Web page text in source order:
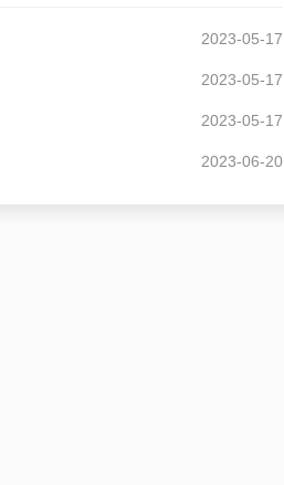
2023-05-17
2023-05-17
2023-05-17
2023-06-20